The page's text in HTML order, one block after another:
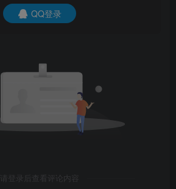
QQ登录
请登录后查看评论内容